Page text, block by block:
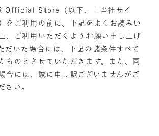
Official Store（以下、「当社サイ
をご利用の前に、下記をよくお読みい
、ご利用いただくようお願い申し上げ
だいた場合には、下記の諸条件すべて
ものとさせていただきます。また、同
合には、誠に申し訳ございませんがご
さい。